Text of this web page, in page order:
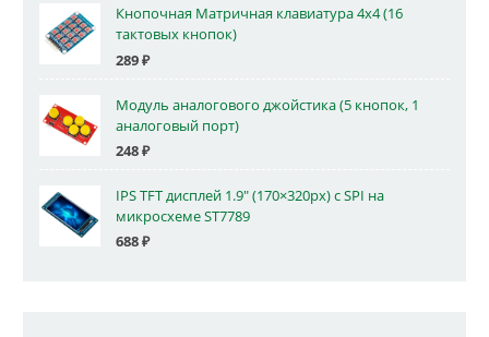
Кнопочная Матричная клавиатура 4x4 (16
тактовых кнопок)
289₽
Модуль аналогового джойстика (5 кнопок, 1
аналоговый порт)
248₽
IPS TFT дисплей 1.9" (170×320px) с SPI на
микросхеме ST7789
688₽